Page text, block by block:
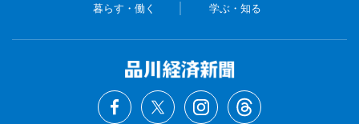
暮らす・働く 学ぶ・知る